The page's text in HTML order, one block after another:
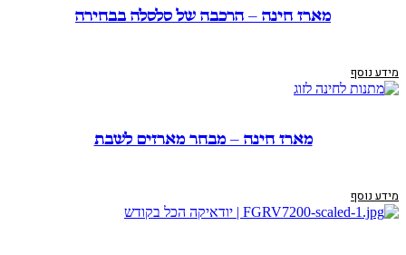
מארז חינה – הרכבה של סלסלה בבחירה
מידע נוסף
מארז חינה – מבחר מארזים לשבת
מידע נוסף